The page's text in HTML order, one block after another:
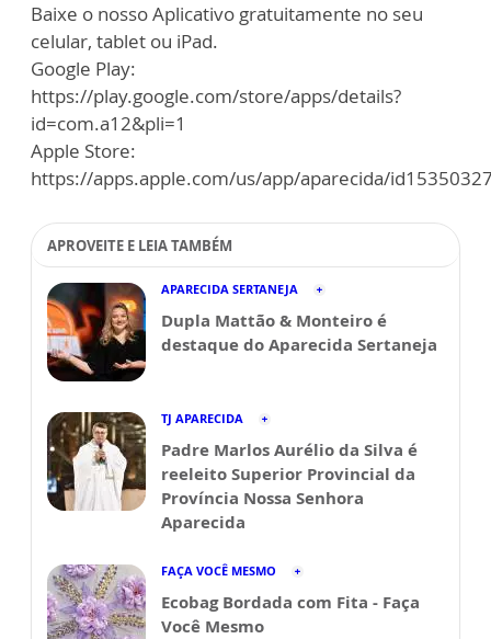
Baixe o nosso Aplicativo gratuitamente no seu
celular, tablet ou iPad.
Google Play:
https://play.google.com/store/apps/details?
id=com.a12&pli=1
Apple Store:
https://apps.apple.com/us/app/aparecida/
APROVEITE E LEIA TAMBÉM
APARECIDA SERTANEJA
Dupla Mattão & Monteiro é
destaque do Aparecida Sertaneja
TJ APARECIDA
Padre Marlos Aurélio da Silva é
reeleito Superior Provincial da
Província Nossa Senhora
Aparecida
FAÇA VOCÊ MESMO
Ecobag Bordada com Fita - Faça
Você Mesmo